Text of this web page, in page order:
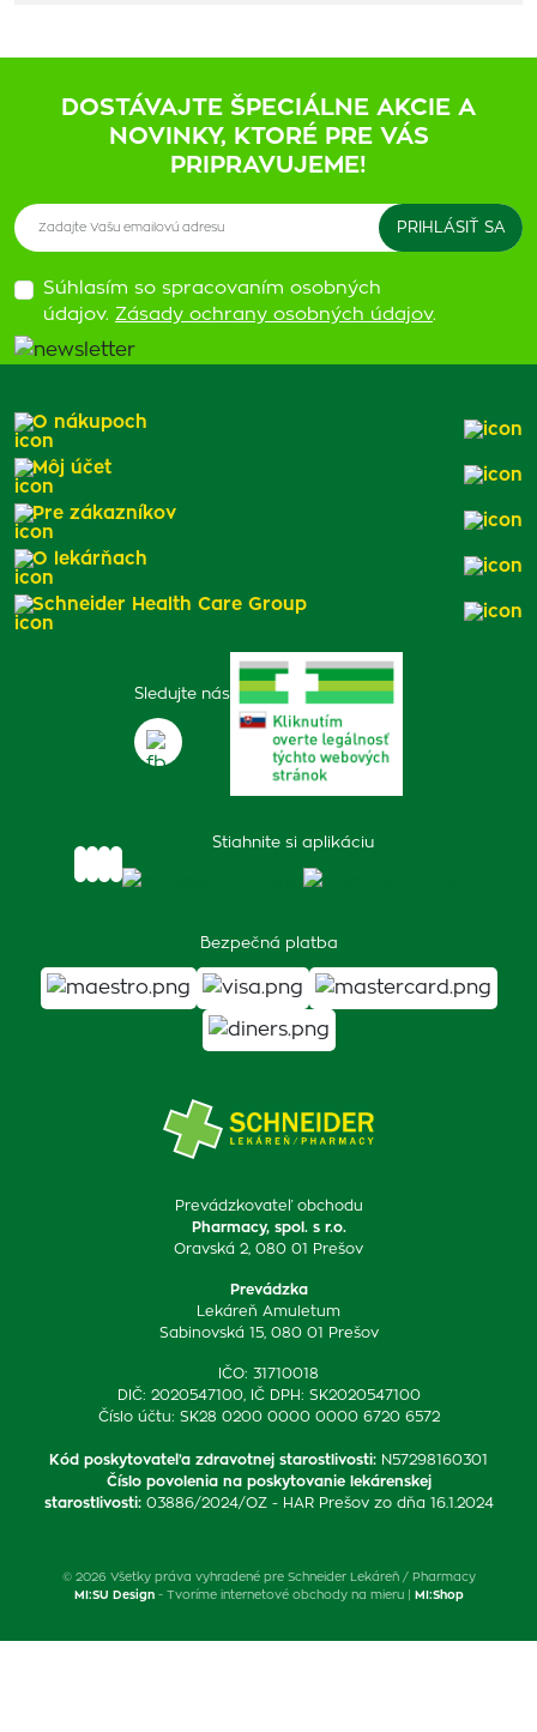
DOSTÁVAJTE ŠPECIÁLNE AKCIE A
NOVINKY, KTORÉ PRE VÁS
PRIPRAVUJEME!
Súhlasím so spracovaním osobných
údajov. Zásady ochrany osobných údajov.
Prevádzkovateľ obchodu
Pharmacy, spol. s r.o.
Oravská 2, 080 01 Prešov
Prevádzka
Lekáreň Amuletum
Sabinovská 15, 080 01 Prešov
IČO: 31710018
DIČ: 2020547100, IČ DPH: SK2020547100
Číslo účtu: SK28 0200 0000 0000 6720 6572
Kód poskytovateľa zdravotnej starostlivosti: N57298160301
Číslo povolenia na poskytovanie lekárenskej
starostlivosti: 03886/2024/OZ - HAR Prešov zo dňa 16.1.2024
Sledujte nás
Stiahnite si aplikáciu
Bezpečná platba
O nákupoch
Môj účet
Pre zákazníkov
O lekárňach
Schneider Health Care Group
© 2026 Všetky práva vyhradené pre Schneider Lekáreň / Pharmacy
MI:SU Design- Tvoríme internetové obchody na mieru | MI:Shop